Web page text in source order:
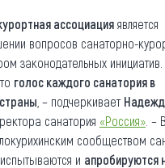
ассоциация является
вопросов санаторно-
законодательных
голос каждого санатория в
, – подчеркивает
санатория «Россия» . –
сообществом
и апробируются